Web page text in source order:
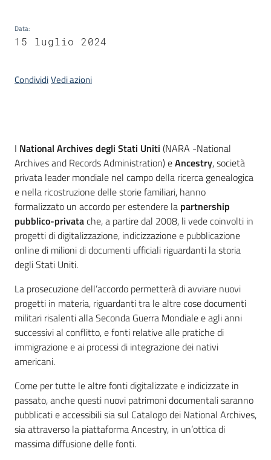
Data:
15 luglio 2024
CondividiVedi azioni
Introduzione
I National Archives degli Stati Uniti (NARA -National
Archives and Records Administration) eAncestry, società
privata leader mondiale nel campo della ricerca genealogica
e nella ricostruzione delle storie familiari, hanno
formalizzato un accordo per estendere la partnership
pubblico-privatache, a partire dal 2008, li vede coinvolti in
progetti di digitalizzazione, indicizzazione e pubblicazione
online di milioni di documenti ufficiali riguardanti la storia
degli Stati Uniti.
La prosecuzione dell’accordo permetterà di avviare nuovi
progetti in materia, riguardanti tra le altre cose documenti
militari risalenti alla Seconda Guerra Mondiale e agli anni
successivi al conflitto, e fonti relative alle pratiche di
immigrazione e ai processi di integrazione dei nativi
americani.
Come per tutte le altre fonti digitalizzate e indicizzate in
passato, anche questi nuovi patrimoni documentali saranno
pubblicati e accessibili sia sul Catalogo dei National Archives,
sia attraverso la piattaforma Ancestry, in un’ottica di
massima diffusione delle fonti.